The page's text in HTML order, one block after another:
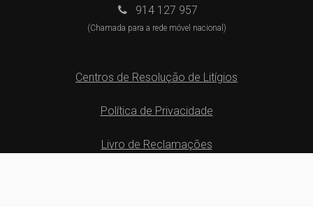
914 127 957
(Chamada para a rede móvel nacional)
Centros de Resolução de Litígios
Política de Privacidade
Livro de Reclamações